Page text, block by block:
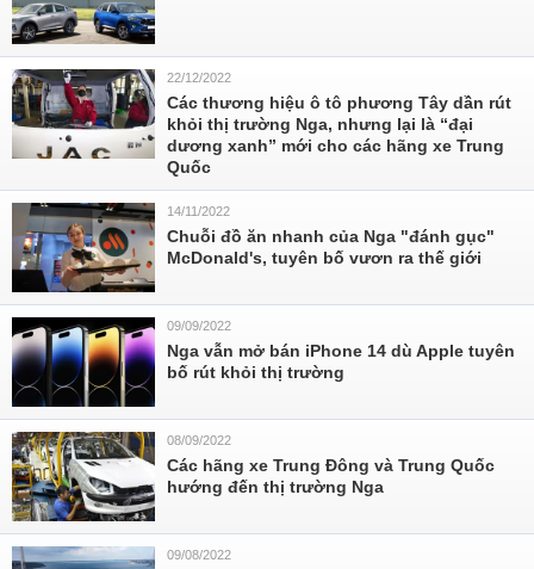
22/12/2022
Các thương hiệu ô tô phương Tây dần rút
khỏi thị trường Nga, nhưng lại là “đại
dương xanh” mới cho các hãng xe Trung
Quốc
14/11/2022
Chuỗi đồ ăn nhanh của Nga "đánh gục"
McDonald's, tuyên bố vươn ra thế giới
09/09/2022
Nga vẫn mở bán iPhone 14 dù Apple tuyên
bố rút khỏi thị trường
08/09/2022
Các hãng xe Trung Đông và Trung Quốc
hướng đến thị trường Nga
09/08/2022